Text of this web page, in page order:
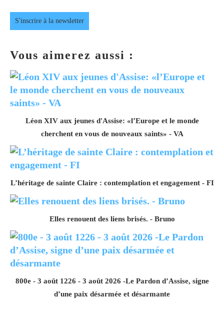
S'inscrire à la newsletter
Vous aimerez aussi :
Léon XIV aux jeunes d'Assise: «l’Europe et le monde
cherchent en vous de nouveaux saints» - VA
L’héritage de sainte Claire : contemplation et engagement - FI
Elles renouent des liens brisés. - Bruno
800e - 3 août 1226 - 3 août 2026 -Le Pardon d’Assise, signe
d’une paix désarmée et désarmante